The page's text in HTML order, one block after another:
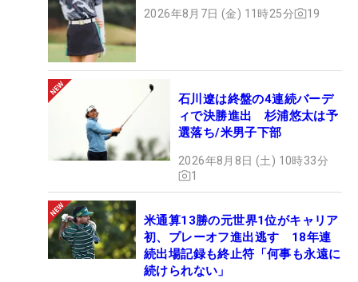
2026年8月7日 (金) 11時25分 19
石川遼は終盤の4連続バーデ
ィで決勝進出 杉浦悠太は予
選落ち/米男子下部
2026年8月8日 (土) 10時33分
1
米通算13勝の元世界1位がキャリア
初、プレーオフ進出逃す 18年連
続出場記録も終止符「何事も永遠に
続けられない」